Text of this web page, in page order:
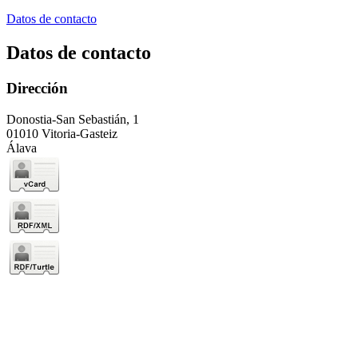
Datos de contacto
Datos de contacto
Dirección
Donostia-San Sebastián, 1
01010 Vitoria-Gasteiz
Álava